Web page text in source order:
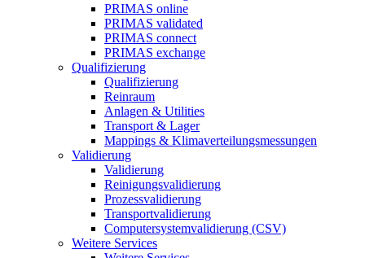
PRIMAS online
PRIMAS validated
PRIMAS connect
PRIMAS exchange
Qualifizierung
Qualifizierung
Reinraum
Anlagen & Utilities
Transport & Lager
Mappings & Klimaverteilungsmessungen
Validierung
Validierung
Reinigungsvalidierung
Prozessvalidierung
Transportvalidierung
Computersystemvalidierung (CSV)
Weitere Services